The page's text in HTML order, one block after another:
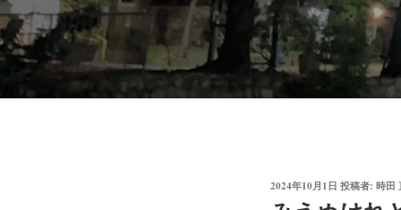
投
稿
2024年10月1日 投稿者: 時田